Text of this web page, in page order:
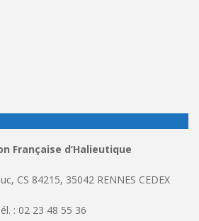
Française d’Halieutique
CS 84215, 35042 RENNES CEDEX
: 02 23 48 55 36